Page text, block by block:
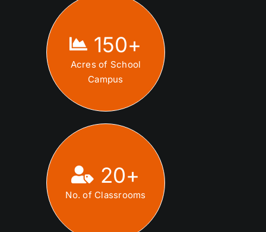
150+
Acres of School
Campus
20+
No. of Classrooms